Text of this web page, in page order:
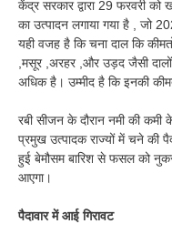
केंद्र सरकार द्वारा 29 फरवरी
का उत्पादन लगाया गया है , जो
यही वजह है कि चना दाल कि
,मसूर ,अरहर ,और उड़द जैसी
अधिक है। उम्मीद है कि इनकी
रबी सीजन के दौरान नमी की कमी
प्रमुख उत्पादक राज्यों में चने की
हुई बेमौसम बारिश से फसल को
आएगा।
पैदावार में आई गिरावट